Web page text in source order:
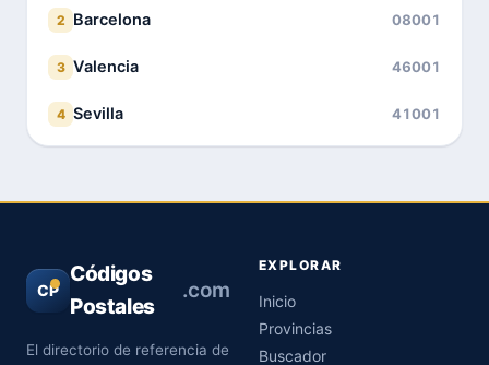
2 Barcelona 08001
3 Valencia 46001
4 Sevilla 41001
CP
Códigos
Postales
.com
El directorio de referencia de
EXPLORAR
Inicio
Provincias
Buscador